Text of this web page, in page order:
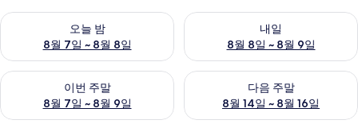
오늘 밤
8월 7일 ~ 8월 8일
오늘 밤 예약 가능 여부 확인, 8월 7일 ~ 8월 8일
내일
8월 8일 ~ 8월 9일
내일 예약 가능 여부 확인, 8월
이번 주말
8월 7일 ~ 8월 9일
이번 주말 예약 가능 여부 확인, 8월 7일 ~ 8월 9일
다음 주말
8월 14일 ~ 8월 16일
다음 주말 예약 가능 여부 확인,